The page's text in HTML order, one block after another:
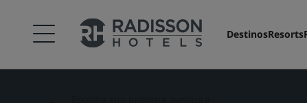
DestinosResorts